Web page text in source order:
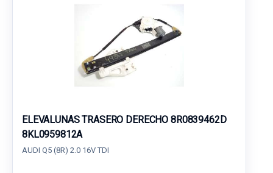
ELEVALUNAS TRASERO DERECHO 8R0839462D
8KL0959812A
AUDI Q5 (8R) 2.0 16V TDI